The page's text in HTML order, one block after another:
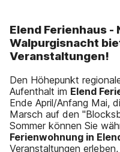
Elend Ferienhaus -
Walpurgisnacht
Veranstaltungen!
Den Höhepunkt
Aufenthalt im Elend
Ende April/Anfang Mai,
Marsch auf den
Sommer können Sie
Ferienwohnung in
Veranstaltungen